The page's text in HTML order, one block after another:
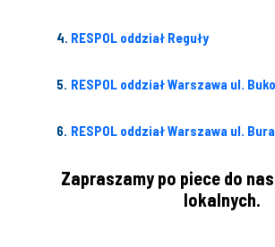
RESPOL oddział Reguły
RESPOL oddział Warszawa ul.
RESPOL oddział Warszawa ul.
Zapraszamy po piece do
lokalnych.